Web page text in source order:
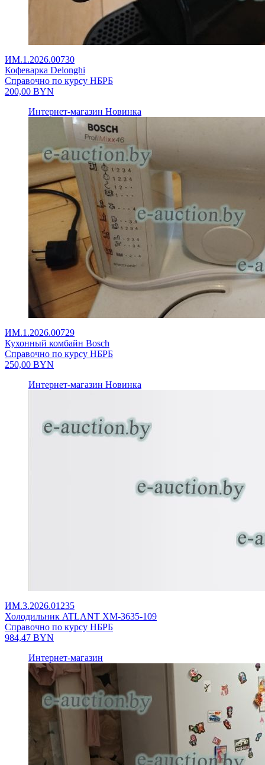
ИМ.1.2026.00730
Кофеварка Delonghi
Справочно по курсу НБРБ
200,00 BYN
Интернет-магазин Новинка
ИМ.1.2026.00729
Кухонный комбайн Bosch
Справочно по курсу НБРБ
250,00 BYN
Интернет-магазин Новинка
ИМ.3.2026.01235
Холодильник ATLANT ХМ-3635-109
Справочно по курсу НБРБ
984,47 BYN
Интернет-магазин